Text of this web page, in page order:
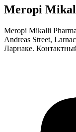
Meropi
Meropi Mikalli
Andreas Street,
Ларнаке.